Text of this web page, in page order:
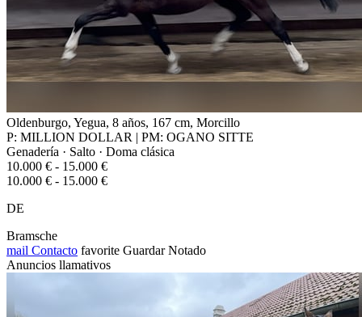
Oldenburgo, Yegua, 8 años, 167 cm, Morcillo
P: MILLION DOLLAR | PM: OGANO SITTE
Genadería · Salto · Doma clásica
10.000 € - 15.000 €
10.000 € - 15.000 €
DE
Bramsche
mail Contacto favorite Guardar Notado
Anuncios llamativos